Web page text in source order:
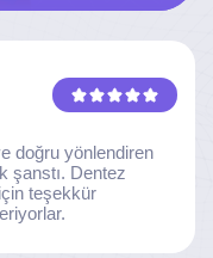
doğru yönlendiren
şanstı. Dentez
teşekkür